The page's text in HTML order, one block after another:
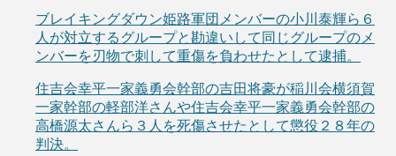
ブレイキングダウン姫路軍団メンバーの小川泰輝ら６
人が対立するグループと勘違いして同じグループのメ
ンバーを刃物で刺して重傷を負わせたとして逮捕。
住吉会幸平一家義勇会幹部の吉田将豪が稲川会横須賀
一家幹部の軽部洋さんや住吉会幸平一家義勇会幹部の
高橋源太さんら３人を死傷させたとして懲役２８年の
判決。